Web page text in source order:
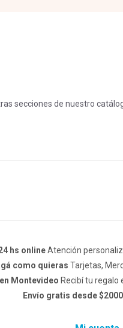
secciones de nuestro
hs onlineAtención
como quieras Tarjetas,
Montevideo Recibí tu regalo
Envío gratis desde $2000